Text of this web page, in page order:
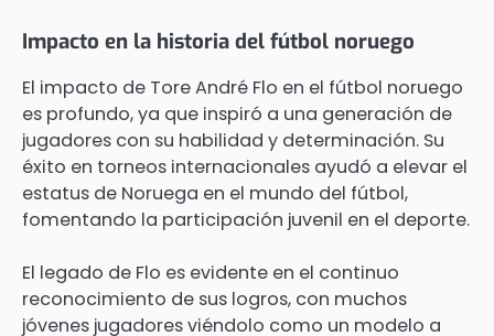
Impacto en la historia del fútbol noruego
El impacto de Tore André Flo en el fútbol noruego
es profundo, ya que inspiró a una generación de
jugadores con su habilidad y determinación. Su
éxito en torneos internacionales ayudó a elevar el
estatus de Noruega en el mundo del fútbol,
fomentando la participación juvenil en el deporte.
El legado de Flo es evidente en el continuo
reconocimiento de sus logros, con muchos
jóvenes jugadores viéndolo como un modelo a